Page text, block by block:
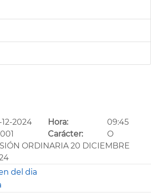
2024 Hora:
09:45
Carácter:
O
ORDINARIA 20 DICIEMBRE
del dia